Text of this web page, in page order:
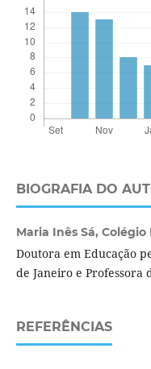
BIOGRAFIA DO
Maria Inês Sá, Colégio
Doutora em Educação
de Janeiro e Professora
REFERÊNCIAS